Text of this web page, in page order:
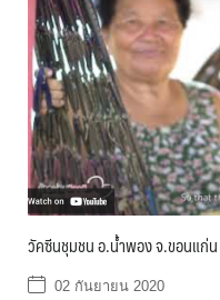
วัคซีนชุมชน อ.น้ำพอง จ.ขอนแก่
02 กันยายน 2020